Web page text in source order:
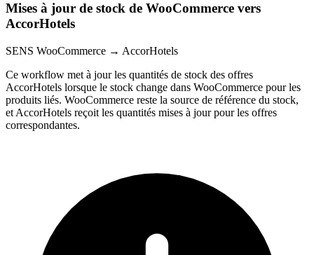
Mises à jour de stock de WooCommerce vers
AccorHotels
SENS WooCommerce → AccorHotels
Ce workflow met à jour les quantités de stock des offres
AccorHotels lorsque le stock change dans WooCommerce pour les
produits liés. WooCommerce reste la source de référence du stock,
et AccorHotels reçoit les quantités mises à jour pour les offres
correspondantes.